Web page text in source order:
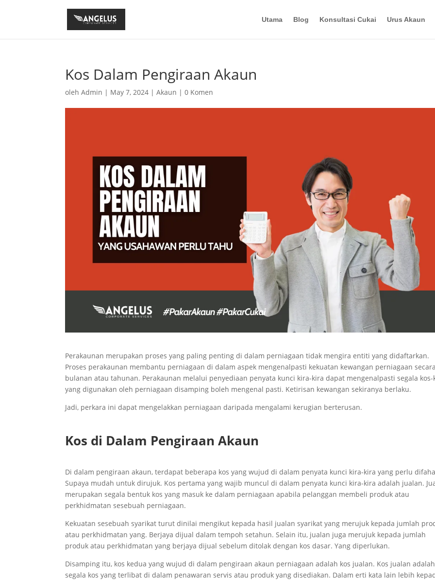
Utama Blog Konsultasi Cukai Urus Akaun
Kos Dalam Pengiraan Akaun
olehAdmin | May 7, 2024 |Akaun |0 Komen
Perakaunan merupakan proses yang paling penting di dalam perniagaan tidak mengira entiti yang didaftarkan.
Proses perakaunan membantu perniagaan di dalam aspek mengenalpasti kekuatan kewangan perniagaan
bulanan atau tahunan. Perakaunan melalui penyediaan penyata kunci kira-kira dapat mengenalpasti segala kos-
yang digunakan oleh perniagaan disamping boleh mengenal pasti. Ketirisan kewangan sekiranya berlaku.
Jadi, perkara ini dapat mengelakkan perniagaan daripada mengalami kerugian berterusan.
Kos di Dalam Pengiraan Akaun
Di dalam pengiraan akaun, terdapat beberapa kos yang wujud di dalam penyata kunci kira-kira yang perlu
Supaya mudah untuk dirujuk. Kos pertama yang wajib muncul di dalam penyata kunci kira-kira adalah jualan.
merupakan segala bentuk kos yang masuk ke dalam perniagaan apabila pelanggan membeli produk atau
perkhidmatan sesebuah perniagaan.
Kekuatan sesebuah syarikat turut dinilai mengikut kepada hasil jualan syarikat yang merujuk kepada jumlah
atau perkhidmatan yang. Berjaya dijual dalam tempoh setahun. Selain itu, jualan juga merujuk kepada jumlah
produk atau perkhidmatan yang berjaya dijual sebelum ditolak dengan kos dasar. Yang diperlukan.
Disamping itu, kos kedua yang wujud di dalam pengiraan akaun perniagaan adalah kos jualan. Kos jualan adalah
segala kos yang terlibat di dalam penawaran servis atau produk yang disediakan. Dalam erti kata lain lebih